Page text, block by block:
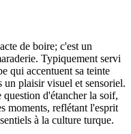
de boire; c'est un
Typiquement servi
qui accentuent sa teinte
un plaisir visuel et sensoriel.
question d'étancher la soif,
moments, reflétant l'esprit
à la culture turque.